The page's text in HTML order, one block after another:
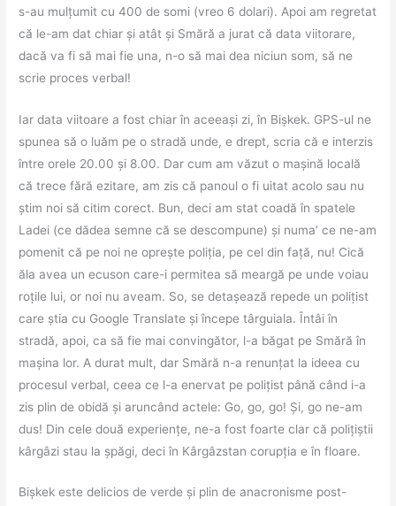
s-au mulțumit cu 400 de somi (vreo 6 dolari). Apoi am regretat
că le-am dat chiar și atât și Smără a jurat că data viitorare,
dacă va fi să mai fie una, n-o să mai dea niciun som, să ne
scrie proces verbal!
Iar data viitoare a fost chiar în aceeași zi, în Bișkek. GPS-ul ne
spunea să o luăm pe o stradă unde, e drept, scria că e interzis
între orele 20.00 și 8.00. Dar cum am văzut o mașină locală
că trece fără ezitare, am zis că panoul o fi uitat acolo sau nu
știm noi să citim corect. Bun, deci am stat coadă în spatele
Ladei (ce dădea semne că se descompune) și numa’ ce ne-am
pomenit că pe noi ne oprește poliția, pe cel din față, nu! Cică
ăla avea un ecuson care-i permitea să meargă pe unde voiau
roțile lui, or noi nu aveam. So, se detașează repede un polițist
care știa cu Google Translate și începe târguiala. Întâi în
stradă, apoi, ca să fie mai convingător, l-a băgat pe Smără în
mașina lor. A durat mult, dar Smără n-a renunțat la ideea cu
procesul verbal, ceea ce l-a enervat pe polițist până când i-a
zis plin de obidă și aruncând actele: Go, go, go! Și, go ne-am
dus! Din cele două experiențe, ne-a fost foarte clar că polițiștii
kârgâzi stau la șpăgi, deci în Kârgâzstan corupția e în floare.
Bișkek este delicios de verde și plin de anacronisme post-